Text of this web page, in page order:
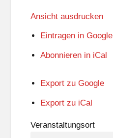
Ansicht ausdrucken
Eintragen in Google
Abonnieren in iCal
Export zu Google
Export zu iCal
Veranstaltungsort